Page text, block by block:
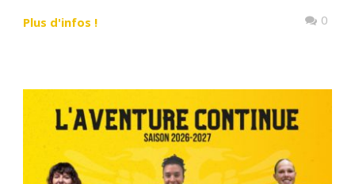
Plus d'infos ! 0